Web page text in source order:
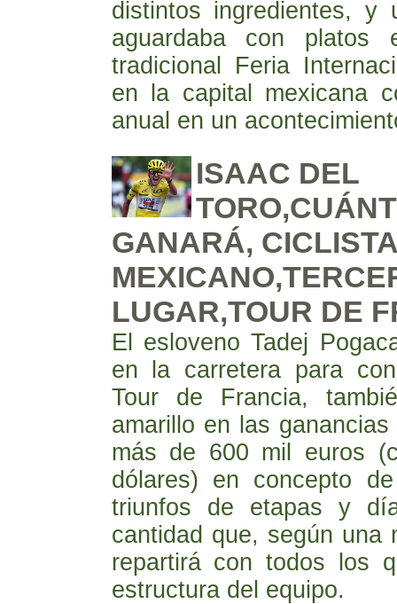
distintos ingredientes, y
aguardaba con
tradicional Feria
en la capital mexicana
anual en un
ISAAC DEL
GANARÁ, CICLISTA
LUGAR,TOUR DE
El esloveno Tadej
en la carretera para
Tour de Francia,
amarillo en las
más de 600 mil euros
dólares) en concepto
triunfos de etapas y
cantidad que, según una
repartirá con todos los
estructura del equipo.